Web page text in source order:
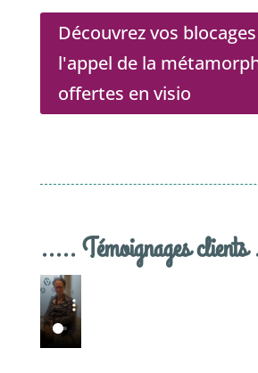
Découvrez vos
l'appel de la
offertes en visio
..... Témoignages